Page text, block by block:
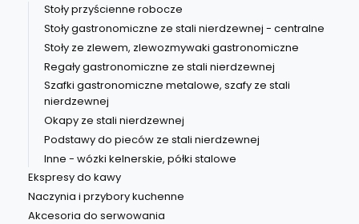
Stoły przyścienne robocze
Stoły gastronomiczne ze stali nierdzewnej - centralne
Stoły ze zlewem, zlewozmywaki gastronomiczne
Regały gastronomiczne ze stali nierdzewnej
Szafki gastronomiczne metalowe, szafy ze stali
nierdzewnej
Okapy ze stali nierdzewnej
Podstawy do pieców ze stali nierdzewnej
Inne - wózki kelnerskie, półki stalowe
Ekspresy do kawy
Naczynia i przybory kuchenne
Akcesoria do serwowania